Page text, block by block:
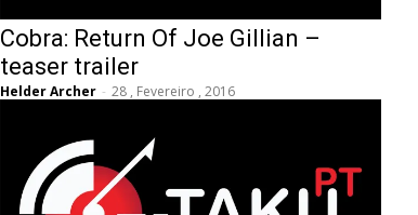
Cobra: Return Of Joe Gillian –
teaser trailer
Helder Archer - 28 , Fevereiro , 2016